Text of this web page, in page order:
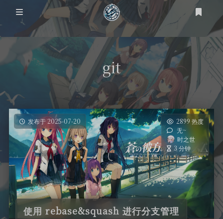
登录 注册
git
发布于 2025-07-20
2899 热度
无~
时之世
3 分钟
使用 rebase&squash 进行分支管理